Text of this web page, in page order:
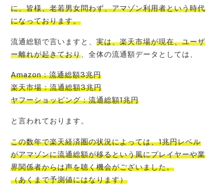
に、皆様、老若男女問わず、アマゾン利用者という時代
になっております。
流通総額で言いますと、実は、楽天市場が現在、ユーザ
ー離れが起きており 、全体の流通額データとしては、
Amazon：流通総額3兆円
楽天市場：流通総額3兆円
ヤフーショッピング：流通総額1兆円
と言われております。
この数年で楽天経済圏の状況によっては、1兆円レベル
がアマゾンに流通総額が移るという風にプレイヤーや業
界関係者からは声を聴く機会がございました。
（あくまで予測値にはなります）